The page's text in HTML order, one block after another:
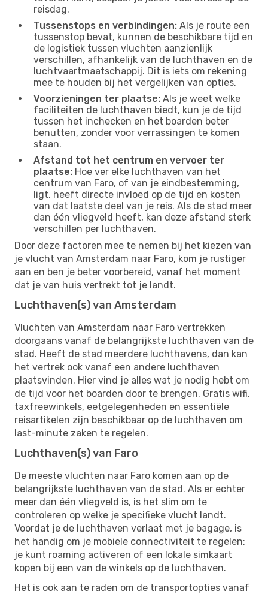
reisdag.
Tussenstops en verbindingen: Als je route een
tussenstop bevat, kunnen de beschikbare tijd en
de logistiek tussen vluchten aanzienlijk
verschillen, afhankelijk van de luchthaven en de
luchtvaartmaatschappij. Dit is iets om rekening
mee te houden bij het vergelijken van opties.
Voorzieningen ter plaatse: Als je weet welke
faciliteiten de luchthaven biedt, kun je de tijd
tussen het inchecken en het boarden beter
benutten, zonder voor verrassingen te komen
staan.
Afstand tot het centrum en vervoer ter
plaatse: Hoe ver elke luchthaven van het
centrum van Faro, of van je eindbestemming,
ligt, heeft directe invloed op de tijd en kosten
van dat laatste deel van je reis. Als de stad meer
dan één vliegveld heeft, kan deze afstand sterk
verschillen per luchthaven.
Door deze factoren mee te nemen bij het kiezen van
je vlucht van Amsterdam naar Faro, kom je rustiger
aan en ben je beter voorbereid, vanaf het moment
dat je van huis vertrekt tot je landt.
Luchthaven(s) van Amsterdam
Vluchten van Amsterdam naar Faro vertrekken
doorgaans vanaf de belangrijkste luchthaven van de
stad. Heeft de stad meerdere luchthavens, dan kan
het vertrek ook vanaf een andere luchthaven
plaatsvinden. Hier vind je alles wat je nodig hebt om
de tijd voor het boarden door te brengen. Gratis wifi,
taxfreewinkels, eetgelegenheden en essentiële
reisartikelen zijn beschikbaar op de luchthaven om
last-minute zaken te regelen.
Luchthaven(s) van Faro
De meeste vluchten naar Faro komen aan op de
belangrijkste luchthaven van de stad. Als er echter
meer dan één vliegveld is, is het slim om te
controleren op welke je specifieke vlucht landt.
Voordat je de luchthaven verlaat met je bagage, is
het handig om je mobiele connectiviteit te regelen:
je kunt roaming activeren of een lokale simkaart
kopen bij een van de winkels op de luchthaven.
Het is ook aan te raden om de transportopties vanaf